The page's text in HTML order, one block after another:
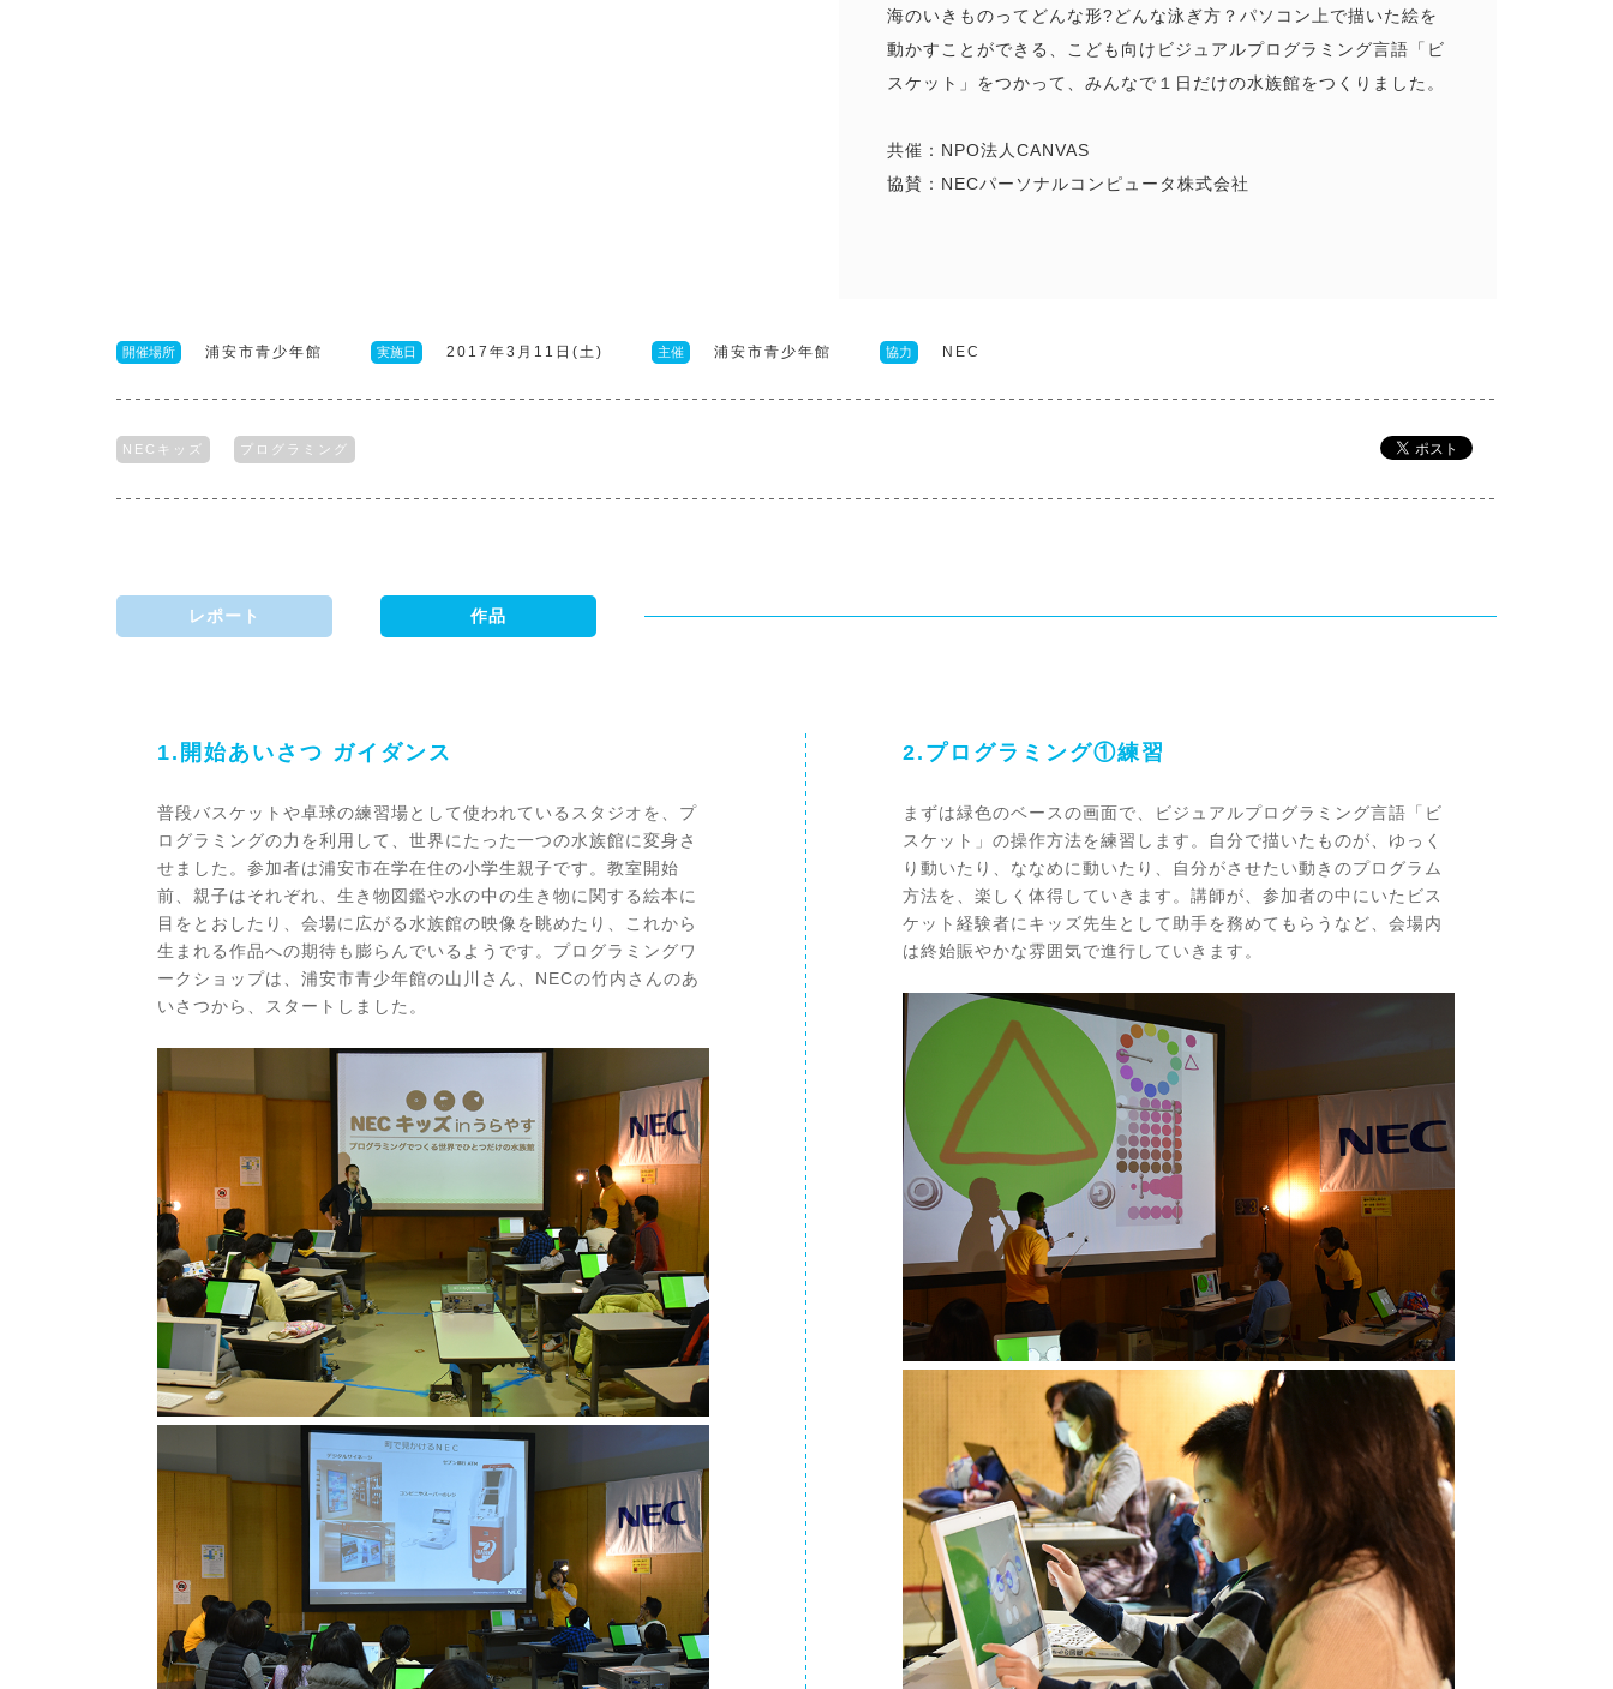
海のいきものってどんな形?どんな泳ぎ方？パソコン上で描いた絵を
動かすことができる、こども向けビジュアルプログラミング言語「ビ
スケット」をつかって、みんなで１日だけの水族館をつくりました。
共催：NPO法人CANVAS
協賛：NECパーソナルコンピュータ株式会社
開催場所 浦安市青少年館 実施日 2017年3月11日(土) 主催 浦安市青少年館 協力 NEC
NECキッズ プログラミング
レポート 作品
1.開始あいさつ ガイダンス
普段バスケットや卓球の練習場として使われているスタジオを、プ
ログラミングの力を利用して、世界にたった一つの水族館に変身さ
せました。参加者は浦安市在学在住の小学生親子です。教室開始
前、親子はそれぞれ、生き物図鑑や水の中の生き物に関する絵本に
目をとおしたり、会場に広がる水族館の映像を眺めたり、これから
生まれる作品への期待も膨らんでいるようです。プログラミングワ
ークショップは、浦安市青少年館の山川さん、NECの竹内さんのあ
いさつから、スタートしました。
2.プログラミング①練習
まずは緑色のベースの画面で、ビジュアルプログラミング言語「ビ
スケット」の操作方法を練習します。自分で描いたものが、ゆっく
り動いたり、ななめに動いたり、自分がさせたい動きのプログラム
方法を、楽しく体得していきます。講師が、参加者の中にいたビス
ケット経験者にキッズ先生として助手を務めてもらうなど、会場内
は終始賑やかな雰囲気で進行していきます。